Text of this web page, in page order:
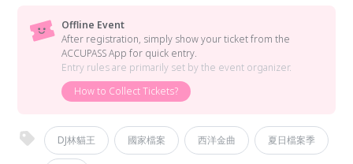
Offline Event
After registration, simply show your ticket from the
ACCUPASS App for quick entry.
Entry rules are primarily set by the event organizer.
How to Collect Tickets?
DJ林貓王 國家檔案 西洋金曲 夏日檔案季